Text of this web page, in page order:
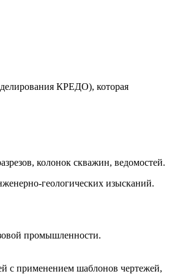
КРЕДО), которая
колонок скважин, ведомостей.
геологических изысканий.
промышленности.
с применением шаблонов чертежей,